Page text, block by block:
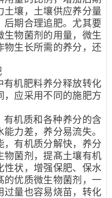
土壤，土壤供应养分量
后期合理追肥。尤其要
生物菌剂的用量，微生
物生长所需的养分，还
有机肥料养分释放转化
，应采用不同的施肥方
有机质和各种养分的含
力差，养分易流失。
，有机质分解快，养分
物菌剂，提髙土壤有机
性状，增强保肥、保水
的优质微生物菌剂，一
过量也容易烧苗，转化